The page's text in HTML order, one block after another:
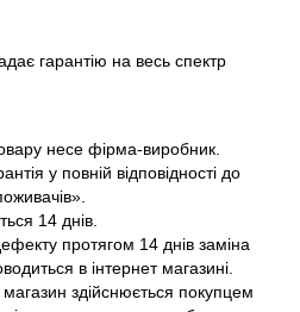
гарантію на весь спектр
несе фірма-виробник.
у повній відповідності до
14 днів.
протягом 14 днів заміна
в інтернет магазині.
здійснюється покупцем